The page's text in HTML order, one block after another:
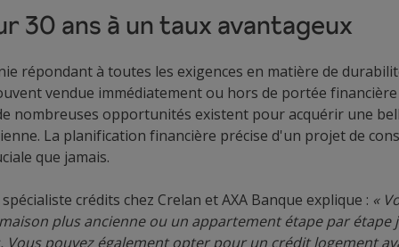
30 ans à un taux avantageux
répondant à toutes les exigences en matière de
vendue immédiatement ou hors de portée
nombreuses opportunités existent pour acquérir une
La planification financière précise d'un projet de
que jamais.
spécialiste crédits chez Crelan et AXA Banque explique : «
plus ancienne ou un appartement étape par étape
Vous pouvez également opter pour un crédit logement